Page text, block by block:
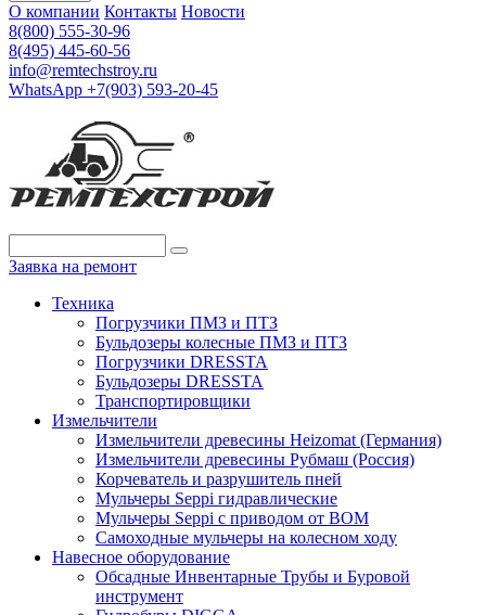
О компании Контакты Новости
8(800) 555-30-96
8(495) 445-60-56
info@remtechstroy.ru
WhatsApp +7(903) 593-20-45
Заявка на ремонт
Техника
Погрузчики ПМЗ и ПТЗ
Бульдозеры колесные ПМЗ и ПТЗ
Погрузчики DRESSTA
Бульдозеры DRESSTA
Транспортировщики
Измельчители
Измельчители древесины Heizomat (Германия)
Измельчители древесины Рубмаш (Россия)
Корчеватель и разрушитель пней
Мульчеры Seppi гидравлические
Мульчеры Seppi с приводом от ВОМ
Самоходные мульчеры на колесном ходу
Навесное оборудование
Обсадные Инвентарные Трубы и Буровой
инструмент